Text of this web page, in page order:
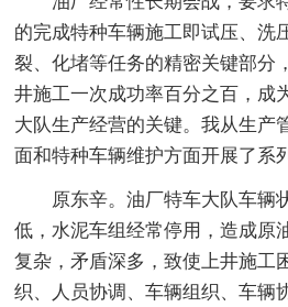
的完成特种车辆施工即试压、洗
裂、化堵等任务的精密关键部分
井施工一次成功率百分之百，成
大队生产经营的关键。我从生产
面和特种车辆维护方面开展了系
原东辛。油厂特车大队车辆
低，水泥车组经常停用，造成原
复杂，矛盾深多，致使上井施工
织、人员协调、车辆组织、车辆